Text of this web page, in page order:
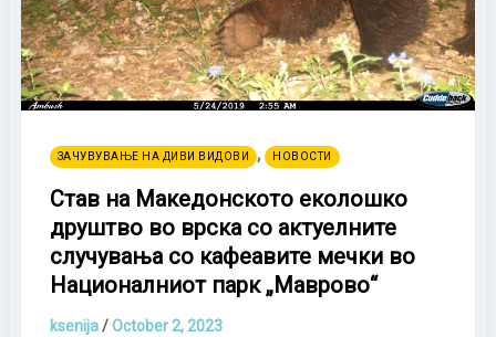
ЗАЧУВУВАЊЕ НА ДИВИ ВИДОВИ , НОВОСТИ
Став на Македонското еколошко
друштво во врска со актуелните
случувања со кафеавите мечки во
Националниот парк „Маврово“
ksenija/October 2, 2023